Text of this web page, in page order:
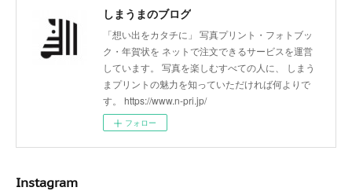
しまうまのブログ
「想い出をカタチに」 写真プリント・フォトブッ
ク・年賀状を ネットで注文できるサービスを運営
しています。 写真を楽しむすべての人に、 しまう
まプリントの魅力を知っていただければ何よりで
す。 https://www.n-pri.jp/
フォロー
Instagram